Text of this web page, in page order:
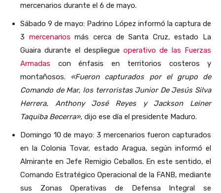
mercenarios durante el 6 de mayo.
Sábado 9 de mayo: Padrino López informó la captura de
3 mercenarios más cerca de Santa Cruz, estado La
Guaira durante el despliegueoperativo de las Fuerzas
Armadas con énfasis en territorios costeros y
montañosos. «Fueron capturados por el grupo de
Comando de Mar, los terroristas Junior De Jesús Silva
Herrera, Anthony José Reyes y Jackson Leiner
Taquiba Becerra», dijo ese día el presidente Maduro.
Domingo 10 de mayo: 3 mercenarios fueron capturados
en la Colonia Tovar, estado Aragua, según informó el
Almirante en Jefe Remigio Ceballos. En este sentido, el
Comando Estratégico Operacional de la FANB, mediante
sus Zonas Operativas de Defensa Integral se